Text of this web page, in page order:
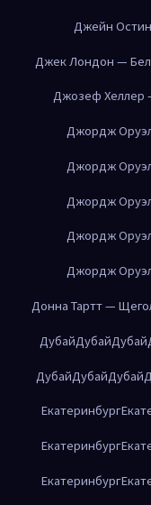
Джейн
Джек Лондон —
Джозеф Хеллер
Джордж
Джордж
Джордж
Джордж
Джордж
Донна Тартт —
ДубайДубайДубай
ДубайДубайДубай
Екатеринбург
Екатеринбург
Екатеринбург